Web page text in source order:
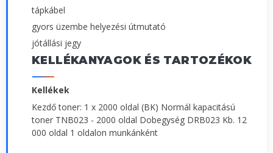
tápkábel
gyors üzembe helyezési útmutató
jótállási jegy
KELLÉKANYAGOK ÉS TARTOZÉKOK
Kellékek
Kezdő toner: 1 x 2000 oldal (BK) Normál kapacitású
toner TNB023 - 2000 oldal Dobegység DRB023 Kb. 12
000 oldal 1 oldalon munkánként